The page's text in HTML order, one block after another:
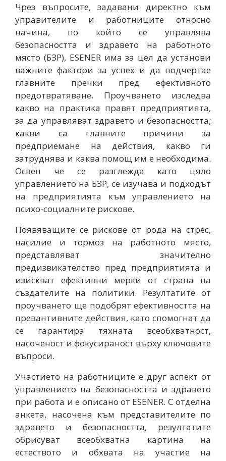
Чрез въпросите, задавани директно към
управителите и работниците относно
начина, по който се управлява
безопасността и здравето на работното
място (БЗР), ESENER има за цел да установи
важните фактори за успех и да подчертае
главните пречки пред ефективното
предотвратяване. Проучването изследва
какво на практика правят предприятията,
за да управляват здравето и безопасността;
какви са главните причини за
предприемане на действия, какво ги
затруднява и каква помощ им е необходима.
Освен че се разглежда като цяло
управлението на БЗР, се изучава и подходът
на предприятията към управлението на
психо-социалните рискове.
Появяващите се рискове от рода на стрес,
насилие и тормоз на работното място,
представляват значително
предизвикателство пред предприятията и
изискват ефективни мерки от страна на
създателите на политики. Резултатите от
проучването ще подобрят ефективността на
превантивните действия, като спомогнат да
се гарантира тяхната всеобхватност,
насоченост и фокусираност върху ключовите
въпроси.
Участието на работниците е друг аспект от
управлението на безопасността и здравето
при работа и е описано от ESENER. С отделна
анкета, насочена към представителите по
здравето и безопасността, резултатите
обрисуват всеобхватна картина на
естеството и обхвата на участие на